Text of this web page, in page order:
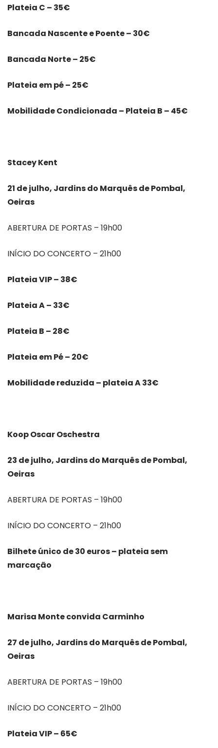
Plateia C – 35€
Bancada Nascente e Poente – 30€
Bancada Norte – 25€
Plateia em pé – 25€
Mobilidade Condicionada – Plateia B – 45€
Stacey Kent
21 de julho, Jardins do Marquês de Pombal,
Oeiras
ABERTURA DE PORTAS – 19h00
INÍCIO DO CONCERTO – 21h00
Plateia VIP – 38€
Plateia A – 33€
Plateia B – 28€
Plateia em Pé – 20€
Mobilidade reduzida – plateia A 33€
Koop Oscar Oschestra
23 de julho, Jardins do Marquês de Pombal,
Oeiras
ABERTURA DE PORTAS – 19h00
INÍCIO DO CONCERTO – 21h00
Bilhete único de 30 euros – plateia sem
marcação
Marisa Monte convida Carminho
27 de julho, Jardins do Marquês de Pombal,
Oeiras
ABERTURA DE PORTAS – 19h00
INÍCIO DO CONCERTO – 21h00
Plateia VIP – 65€